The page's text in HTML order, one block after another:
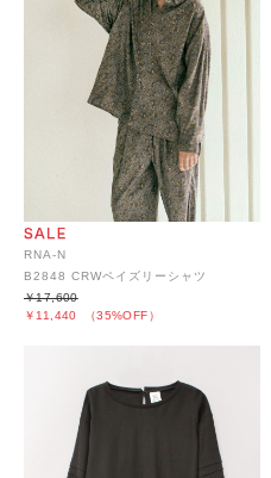
RNA-N
B2848 CRWペイズリーシャツ
￥11,440 （35%OFF）
￥17,600